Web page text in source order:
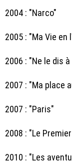
2004 : "Narco"
2005 : "Ma Vie en
2006 : "Ne le dis
2007 : "Ma place
2007 : "Paris"
2008 : "Le
2010 : "Les